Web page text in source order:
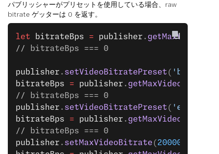
パブリッシャーがプリセットを使用している場合、raw
bitrate ゲッターは 0 を返す。
let bitrateBps = publisher .
// bitrateBps === 0
publisher . setVideoBitratePreset (
bitrateBps = publisher . getMaxVideoBitrate
// bitrateBps === 0
publisher . setVideoBitratePreset (
bitrateBps = publisher . getMaxVideoBitrate
// bitrateBps === 0
publisher . setMaxVideoBitrate ( 200000